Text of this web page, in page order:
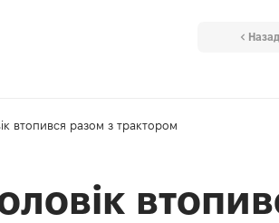
Назад
втопився разом з трактором